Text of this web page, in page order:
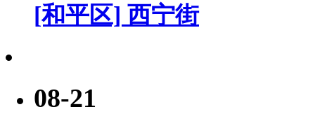
[和平区] 西宁街
08-21